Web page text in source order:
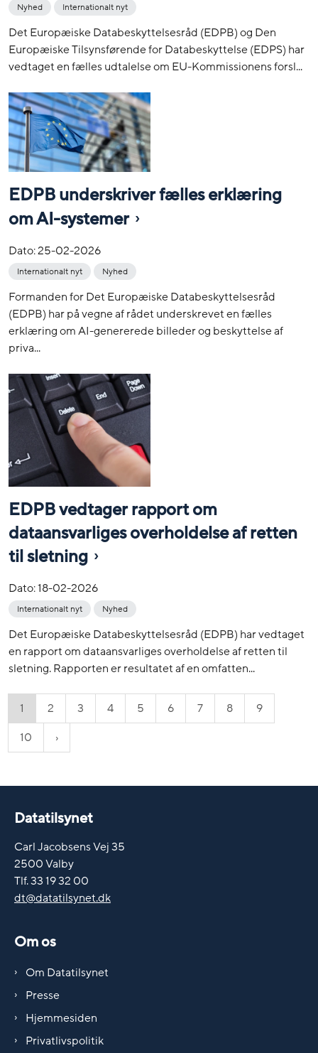
Nyhed Internationalt nyt
Det Europæiske Databeskyttelsesråd (EDPB) og Den
Europæiske Tilsynsførende for Databeskyttelse (EDPS) har
vedtaget en fælles udtalelse om EU-Kommissionens forsl...
EDPB underskriver fælles erklæring
om AI-systemer
Dato:25-02-2026
Internationalt nyt Nyhed
Formanden for Det Europæiske Databeskyttelsesråd
(EDPB) har på vegne af rådet underskrevet en fælles
erklæring om AI-genererede billeder og beskyttelse af
priva...
EDPB vedtager rapport om
dataansvarliges overholdelse af retten
til sletning
Dato:18-02-2026
Internationalt nyt Nyhed
Det Europæiske Databeskyttelsesråd (EDPB) har vedtaget
en rapport om dataansvarliges overholdelse af retten til
sletning. Rapporten er resultatet af en omfatten...
1 2 3 4 5 6 7 8
9
10
Datatilsynet
Carl Jacobsens Vej 35
2500 Valby
Tlf. 33 19 32 00
dt@datatilsynet.dk
Om os
Om Datatilsynet
Presse
Hjemmesiden
Privatlivspolitik